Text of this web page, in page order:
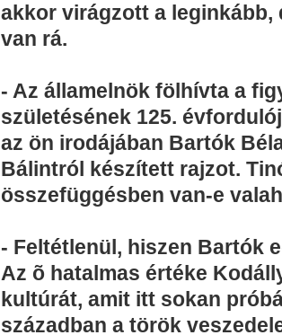
akkor virágzott a leginkább,
van rá.
- Az államelnök fölhívta a
születésének 125.
az ön irodájában Bartók
Bálintról készített rajzot.
összefüggésben van-e
- Feltétlenül, hiszen Bartók
Az õ hatalmas értéke
kultúrát, amit itt sokan
században a török